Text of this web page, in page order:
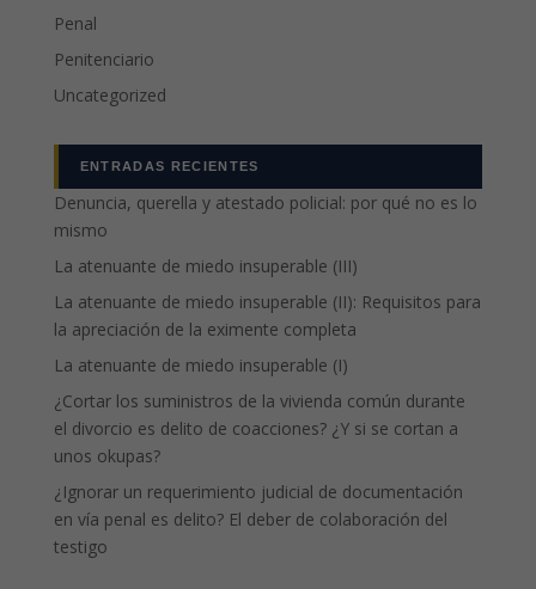
Penal
Penitenciario
Uncategorized
ENTRADAS RECIENTES
Denuncia, querella y atestado policial: por qué no es lo
mismo
La atenuante de miedo insuperable (III)
La atenuante de miedo insuperable (II): Requisitos para
la apreciación de la eximente completa
La atenuante de miedo insuperable (I)
¿Cortar los suministros de la vivienda común durante
el divorcio es delito de coacciones? ¿Y si se cortan a
unos okupas?
¿Ignorar un requerimiento judicial de documentación
en vía penal es delito? El deber de colaboración del
testigo